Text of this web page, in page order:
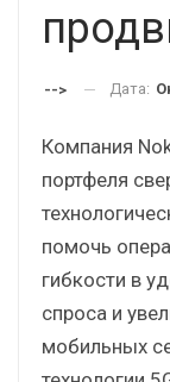
--> Дата:
Компания
портфеля
помочь
гибкости в
спроса и
мобильных